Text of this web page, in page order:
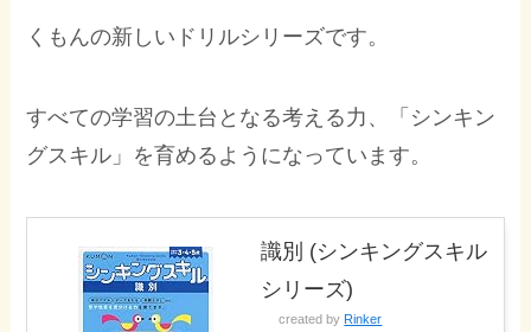
くもんの新しいドリルシリーズです。
すべての学習の土台となる考える力、「シンキン
グスキル」を育めるようになっています。
識別 (シンキングスキル
シリーズ)
created by Rinker